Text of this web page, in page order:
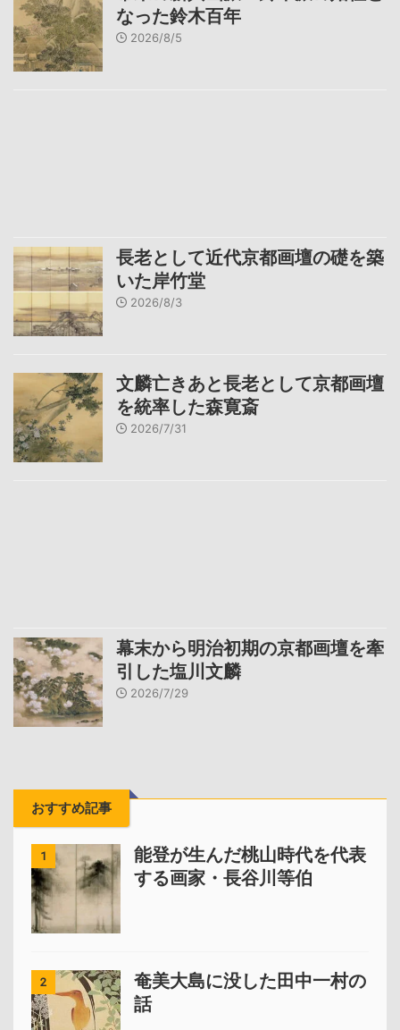
なった鈴木百年
2026/8/5
長老として近代京都画壇の礎を築
いた岸竹堂
2026/8/3
文麟亡きあと長老として京都画壇
を統率した森寛斎
2026/7/31
幕末から明治初期の京都画壇を牽
引した塩川文麟
2026/7/29
おすすめ記事
1
能登が生んだ桃山時代を代表
する画家・長谷川等伯
2
奄美大島に没した田中一村の
話